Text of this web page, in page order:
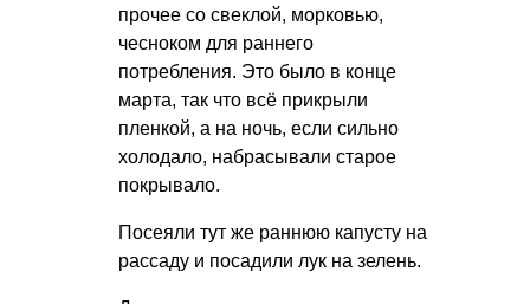
прочее со свеклой, морковью,
чесноком для раннего
потребления. Это было в конце
марта, так что всё прикрыли
пленкой, а на ночь, если сильно
холодало, набрасывали старое
покрывало.
Посеяли тут же раннюю капусту на
рассаду и посадили лук на зелень.